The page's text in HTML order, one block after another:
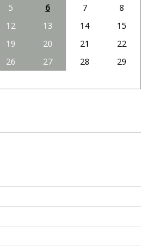
5 6 7
8
12 13 14
15
19 20 21
22
26 27 28
29